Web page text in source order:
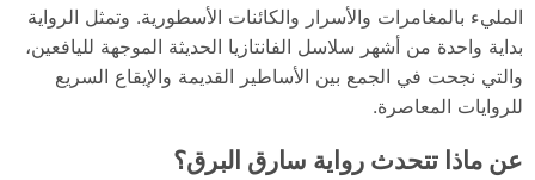
المليء بالمغامرات والأسرار والكائنات الأسطورية. وتمثل الرواية
بداية واحدة من أشهر سلاسل الفانتازيا الحديثة الموجهة لليافعين،
والتي نجحت في الجمع بين الأساطير القديمة والإيقاع السريع
للروايات المعاصرة.
عن ماذا تتحدث رواية سارق البرق؟